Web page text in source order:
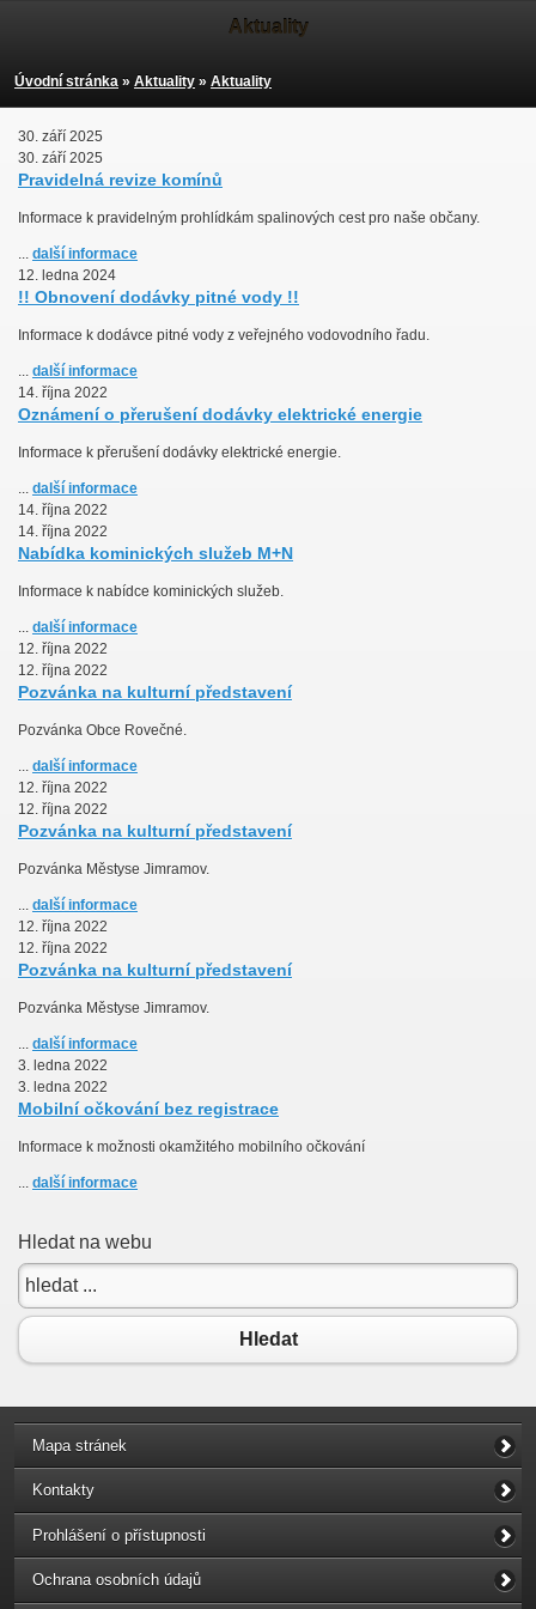
Aktuality
Úvodní stránka » Aktuality » Aktuality
30. září 2025
30. září 2025
Pravidelná revize komínů
Informace k pravidelným prohlídkám spalinových cest pro naše občany.
... další informace
12. ledna 2024
!! Obnovení dodávky pitné vody !!
Informace k dodávce pitné vody z veřejného vodovodního řadu.
... další informace
14. října 2022
Oznámení o přerušení dodávky elektrické energie
Informace k přerušení dodávky elektrické energie.
... další informace
14. října 2022
14. října 2022
Nabídka kominických služeb M+N
Informace k nabídce kominických služeb.
... další informace
12. října 2022
12. října 2022
Pozvánka na kulturní představení
Pozvánka Obce Rovečné.
... další informace
12. října 2022
12. října 2022
Pozvánka na kulturní představení
Pozvánka Městyse Jimramov.
... další informace
12. října 2022
12. října 2022
Pozvánka na kulturní představení
Pozvánka Městyse Jimramov.
... další informace
3. ledna 2022
3. ledna 2022
Mobilní očkování bez registrace
Informace k možnosti okamžitého mobilního očkování
... další informace
Hledat na webu
Hledat
Mapa stránek
Kontakty
Prohlášení o přístupnosti
Ochrana osobních údajů